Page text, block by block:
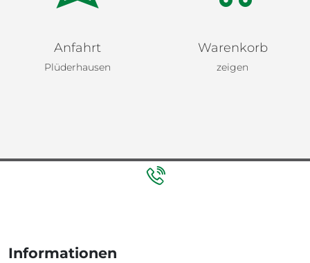
Anfahrt
Plüderhausen
Warenkorb
zeigen
Informationen